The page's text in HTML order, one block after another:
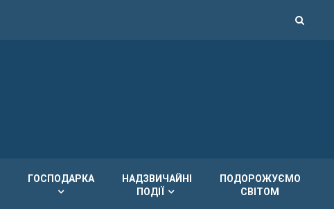
ГОСПОДАРКА
НАДЗВИЧАЙНІ
ПОДІЇ
ПОДОРОЖУЄМО
СВІТОМ